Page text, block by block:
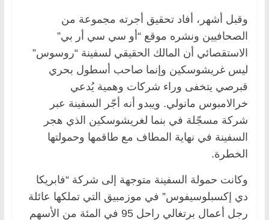
وقبل أشهر، أفاد تحقيق أجرته مجموعة من
الصحافيين ونشره موقع “أو سي سي أر بي”
الاستقصائي أن المالك الحقيقي لسفينة “روسوس”
ليس غريشوسكين وإنما صاحب أسطول بحري
قبرصي يتخفى وراء شركات وهمية يُدعي
خرالامبوس مانولي. ويبدو أنه أجّر السفينة عبر
شركة مسجّلة في بنما لغريشوسكين الذي هجر
السفينة في نهاية المطاف مع طاقمها وحمولتها
الخطرة.
وكانت حمولة السفينة متوجهة إلى شركة “فابريكا
دي إكسبلوسيفوس” في موزمبيق التي تملكها عائلة
رجل أعمال برتغالي راحل 95 في المئة من الأسهم